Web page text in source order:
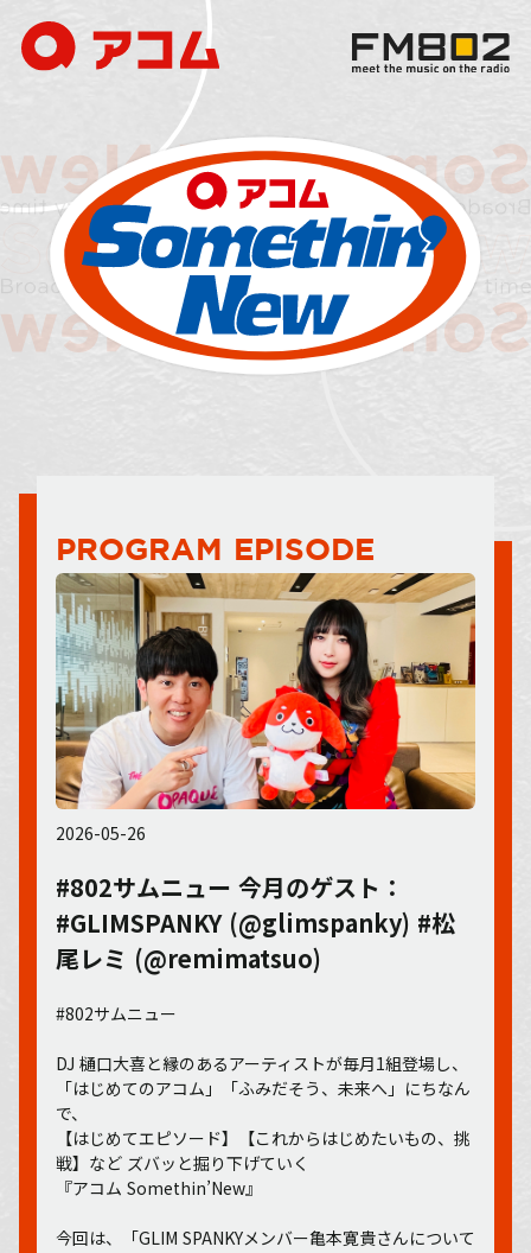
PROGRAM EPISODE
2026-05-26
#802サムニュー 今月のゲスト：
#GLIMSPANKY (@glimspanky) #松
尾レミ (@remimatsuo)
#802サムニュー
DJ 樋口大喜と縁のあるアーティストが毎月1組登場し、
「はじめてのアコム」「ふみだそう、未来へ」にちなん
で、
【はじめてエピソード】【これからはじめたいもの、挑
戦】など ズバッと掘り下げていく
『アコム Somethin’New』
今回は、「GLIM SPANKYメンバー亀本寛貴さんについて